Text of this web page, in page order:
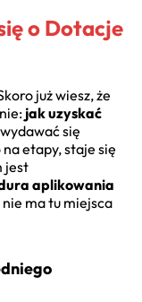
o Dotacje
już wiesz, że
jak uzyskać
się
etapy, staje się
jest
aplikowania
ma tu miejsca